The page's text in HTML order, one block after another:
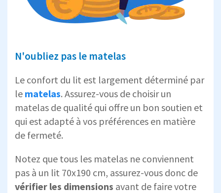
N'oubliez pas le matelas
Le confort du lit est largement déterminé par
le matelas. Assurez-vous de choisir un
matelas de qualité qui offre un bon soutien et
qui est adapté à vos préférences en matière
de fermeté.
Notez que tous les matelas ne conviennent
pas à un lit 70x190 cm, assurez-vous donc de
vérifier les dimensions avant de faire votre